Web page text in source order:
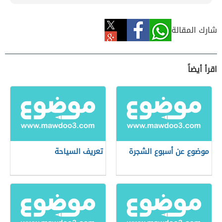
شارك المقالة
اقرأ أيضاً
موضوع عن أسبوع الشجرة تعريف السياحة